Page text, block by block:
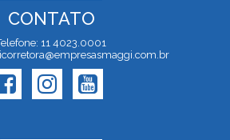
CONTATO
11 4023.0001